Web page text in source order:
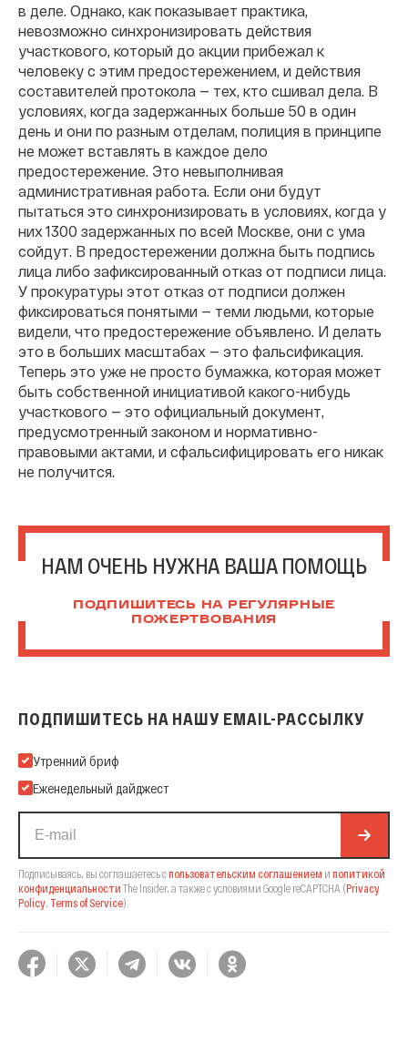
в деле. Однако, как показывает практика,
невозможно синхронизировать действия
участкового, который до акции прибежал к
человеку с этим предостережением, и действия
составителей протокола — тех, кто сшивал дела. В
условиях, когда задержанных больше 50 в один
день и они по разным отделам, полиция в принципе
не может вставлять в каждое дело
предостережение. Это невыполнивая
административная работа. Если они будут
пытаться это синхронизировать в условиях, когда у
них 1300 задержанных по всей Москве, они с ума
сойдут. В предостережении должна быть подпись
лица либо зафиксированный отказ от подписи лица.
У прокуратуры этот отказ от подписи должен
фиксироваться понятыми — теми людьми, которые
видели, что предостережение объявлено. И делать
это в больших масштабах — это фальсификация.
Теперь это уже не просто бумажка, которая может
быть собственной инициативой какого-нибудь
участкового — это официальный документ,
предусмотренный законом и нормативно-
правовыми актами, и сфальсифицировать его никак
не получится.
НАМ ОЧЕНЬ НУЖНА ВАША ПОМОЩЬ
ПОДПИШИТЕСЬ НА РЕГУЛЯРНЫЕ
ПОЖЕРТВОВАНИЯ
ПОДПИШИТЕСЬ НА НАШУ EMAIL-РАССЫЛКУ
Подпишитесь на нашу Email-рассылку
Утренний бриф
Еженедельный дайджест
Подписываясь, вы соглашаетесь спользовательским соглашением и политикой
конфиденциальности The Insider, а также с условиями Google reCAPTCHA (Privacy
Policy, Terms of Service).